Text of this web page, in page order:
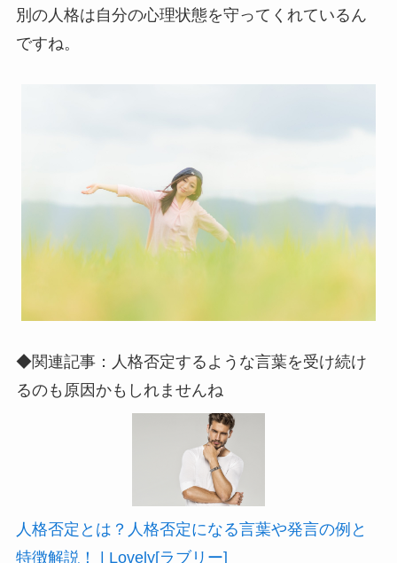
別の人格は自分の心理状態を守ってくれているん
ですね。
◆関連記事：人格否定するような言葉を受け続け
るのも原因かもしれませんね
人格否定とは？人格否定になる言葉や発言の例と
特徴解説！ | Lovely[ラブリー]